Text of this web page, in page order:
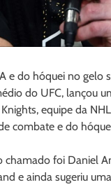
e do hóquei no gelo
do UFC, lançou
equipe da
combate e do
chamado foi Daniel
e ainda sugeriu